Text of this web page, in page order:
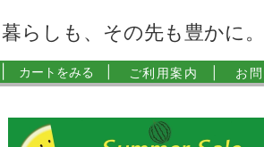
暮らしも、その先も豊かに
カートをみる | ご利用案内 | お